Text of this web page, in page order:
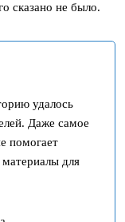
сказано не было.
удалось
Даже самое
помогает
материалы для